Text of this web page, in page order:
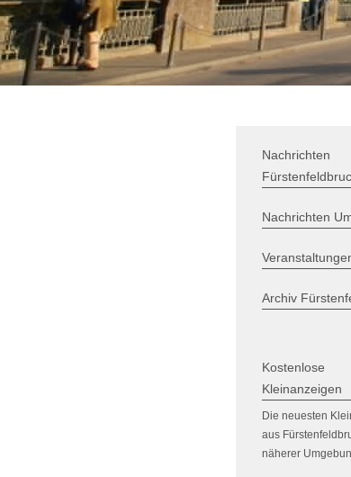
Nachrichten
Nachrichten
Archiv
Kostenlose
Kleinanzeigen
Die neuesten
aus
näherer